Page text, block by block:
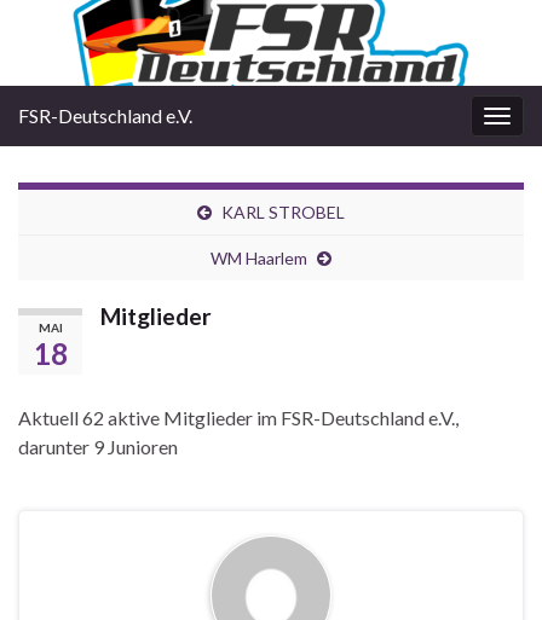
FSR-Deutschland e.V.
KARL STROBEL
WM Haarlem
MAI
18
Mitglieder
Aktuell 62 aktive Mitglieder im FSR-Deutschland e.V.,
darunter 9 Junioren